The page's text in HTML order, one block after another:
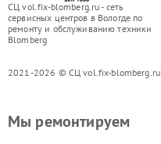
СЦ vol.fix-blomberg.ru - сеть
сервисных центров в Вологде по
ремонту и обслуживанию техники
Blomberg
2021-2026 © СЦ vol.fix-blomberg.ru
Мы ремонтируем